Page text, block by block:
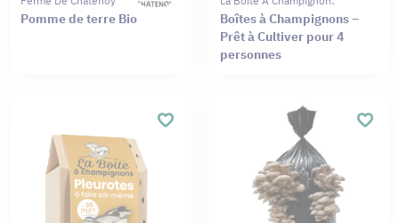
Pomme de terre Bio
Boîtes à Champignons –
Prêt à Cultiver pour 4
personnes